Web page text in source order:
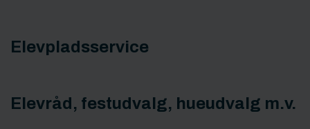
Elevpladsservice
Elevråd, festudvalg, hueudvalg m.v.